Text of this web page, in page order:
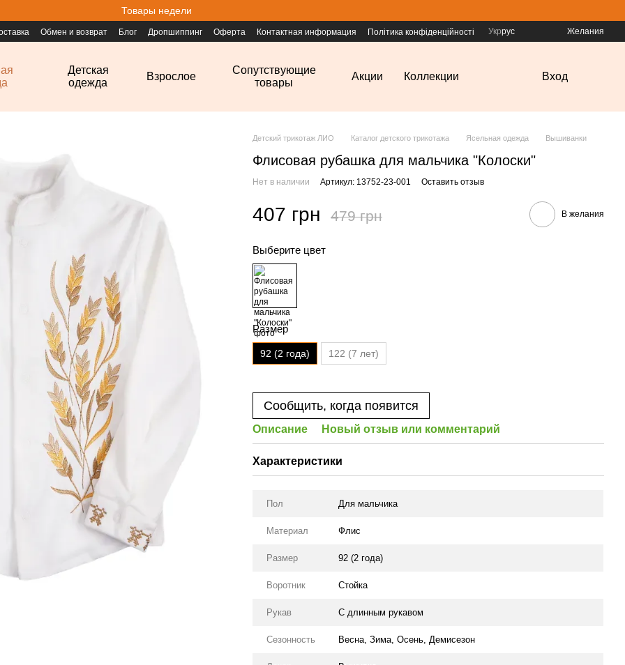
Товары недели
Обмен и возврат Блог Дропшиппинг Оферта Контактная информация Політика конфіденційності Укррус Желания
Детская
одежда
Взрослое
Сопутствующие
товары
Акции Коллекции Вход
Детский трикотаж ЛИО Каталог детского трикотажа Ясельная одежда Вышиванки
Флисовая рубашка для мальчика "Колоски"
Нет в наличии Артикул: 13752-23-001 Оставить отзыв
407 грн 479 грн В желания
Выберите цвет
Размер
92 (2 года) 122 (7 лет)
Сообщить, когда появится
Описание Новый отзыв или комментарий
Характеристики
Пол Для мальчика
Материал Флис
Размер 92 (2 года)
Воротник Стойка
Рукав С длинным рукавом
Сезонность Весна,Зима,Осень,Демисезон